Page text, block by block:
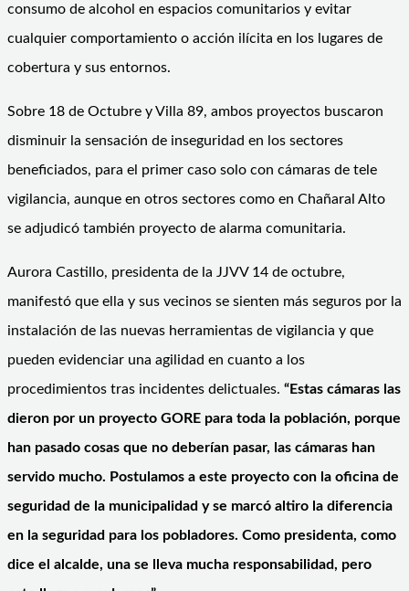
consumo de alcohol en espacios comunitarios y evitar
cualquier comportamiento o acción ilícita en los lugares de
cobertura y sus entornos.
Sobre 18 de Octubre y Villa 89, ambos proyectos buscaron
disminuir la sensación de inseguridad en los sectores
beneficiados, para el primer caso solo con cámaras de tele
vigilancia, aunque en otros sectores como en Chañaral Alto
se adjudicó también proyecto de alarma comunitaria.
Aurora Castillo, presidenta de la JJVV 14 de octubre,
manifestó que ella y sus vecinos se sienten más seguros por la
instalación de las nuevas herramientas de vigilancia y que
pueden evidenciar una agilidad en cuanto a los
procedimientos tras incidentes delictuales. “Estas cámaras las
dieron por un proyecto GORE para toda la población, porque
han pasado cosas que no deberían pasar, las cámaras han
servido mucho. Postulamos a este proyecto con la oficina de
seguridad de la municipalidad y se marcó altiro la diferencia
en la seguridad para los pobladores. Como presidenta, como
dice el alcalde, una se lleva mucha responsabilidad, pero